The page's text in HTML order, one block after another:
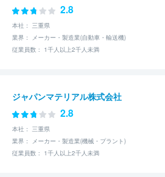
2.8
本社： 三重県
業界： メーカー・製造業(自動車・輸送機)
従業員数： 1千人以上2千人未満
ジャパンマテリアル株式会社
2.8
本社： 三重県
業界： メーカー・製造業(機械・プラント)
従業員数： 1千人以上2千人未満